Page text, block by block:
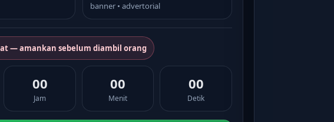
banner • advertorial
— amankan sebelum diambil orang
00
Jam
00
Menit
00
Detik